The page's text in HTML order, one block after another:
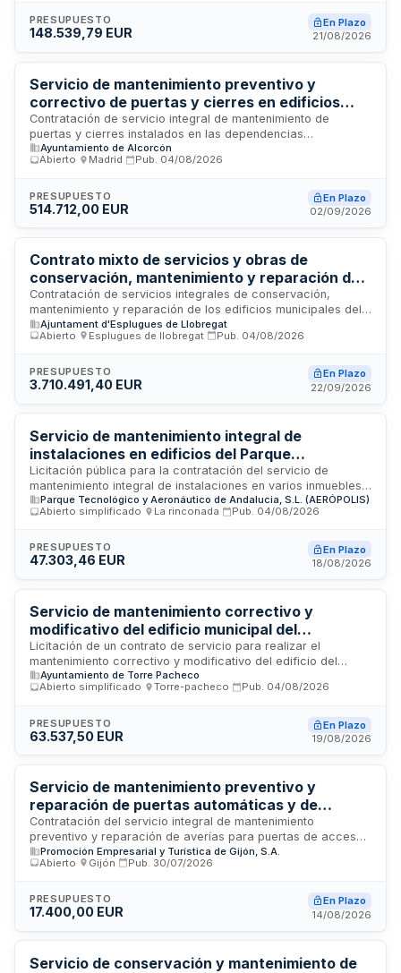
de contratación, que ostenta facultades de inspección,
interpretación del contrato y resolución de incidencias. La
salvaguarden la libre competencia y se publicará en el Perfil
del Contratante.
PRESUPUESTO
148.539,79 EUR
En Plazo
21/08/2026
Servicio de mantenimiento preventivo y
correctivo de puertas y cierres en edificios
municipales del Ayuntamiento de Alcorcón
Contratación de servicio integral de mantenimiento de
puertas y cierres instalados en las dependencias
municipales del Ayuntamiento de Alcorcón. El servicio incluye
mantenimiento preventivo, correctivo, técnico-legal, servicio
desplazamientos y materiales necesarios para reparaciones,
sustituciones, modificaciones y adaptaciones. El objetivo es
usuarios y operarios, y minimizar paradas por avería dentro
del marco reglamentario aplicable.
Ayuntamiento de Alcorcón
Abierto
Madrid Pub. 04/08/2026
PRESUPUESTO
514.712,00 EUR
En Plazo
02/09/2026
Contrato mixto de servicios y obras de
conservación, mantenimiento y reparación de
edificios del Ayuntamiento de Esplugues de
Llobregat
Contratación de servicios integrales de conservación,
mantenimiento y reparación de los edificios municipales del
Ayuntamiento de Esplugues de Llobregat. El contrato incluye
mantenimiento preventivo y correctivo, obras de reparación,
disponible veinticuatro horas durante todo el año. Las
actividades se realizarán garantizando la disponibilidad del
incidencias y la mejora de la eficiencia ambiental de las
instalaciones, con gestión mediante software de
mantenimiento designado por el organismo.
Ajuntament d'Esplugues de Llobregat
Abierto
Esplugues de llobregat Pub. 04/08/2026
PRESUPUESTO
3.710.491,40 EUR
En Plazo
22/09/2026
Servicio de mantenimiento integral de
instalaciones en edificios del Parque
Tecnológico y Aeronáutico de Andalucía
(Aerópolis)
Licitación pública para la contratación del servicio de
mantenimiento integral de instalaciones en varios inmuebles
ubicados en el Parque Tecnológico y Aeronáutico de
Andalucía (Aerópolis), localizado en La Rinconada. Los
Ingeniería e Innovación Aeroespacial (edificios este y oeste),
Aeronautic Suppliers Village, Centro de Empresas y módulos
funcionamiento óptimo de todas las instalaciones de los
edificios. La adjudicación corresponde al Parque
Tecnológico y Aeronáutico de Andalucía, S.L. (Aerópolis).
Parque Tecnológico y Aeronáutico de Andalucia, S.L. (AERÓPOLIS)
Abierto simplificado
La rinconada Pub. 04/08/2026
PRESUPUESTO
47.303,46 EUR
En Plazo
18/08/2026
Servicio de mantenimiento correctivo y
modificativo del edificio municipal del
Ayuntamiento de Torre Pacheco
Licitación de un contrato de servicio para realizar el
mantenimiento correctivo y modificativo del edificio del
Ayuntamiento de Torre Pacheco, ubicado en Murcia. El
servicio comprende la realización de reparaciones y
municipal, incluyendo la disponibilidad de recursos humanos
especializados y medios materiales necesarios para
Ayuntamiento de Torre Pacheco
Abierto simplificado
Torre-pacheco Pub. 04/08/2026
PRESUPUESTO
63.537,50 EUR
En Plazo
19/08/2026
Servicio de mantenimiento preventivo y
reparación de puertas automáticas y de
acceso a aparcamientos en edificios
empresariales de Gijón
Contratación del servicio integral de mantenimiento
preventivo y reparación de averías para puertas de acceso
a aparcamientos y puertas automáticas en los edificios
gestionados por Promoción Empresarial y Turística de Gijón.
inventarios diagnósticos iniciales y registro de todas las
actuaciones de mantenimiento realizadas a lo largo de la
Promoción Empresarial y Turística de Gijón, S.A.
Abierto
Gijón Pub. 30/07/2026
PRESUPUESTO
17.400,00 EUR
En Plazo
14/08/2026
Servicio de conservación y mantenimiento de